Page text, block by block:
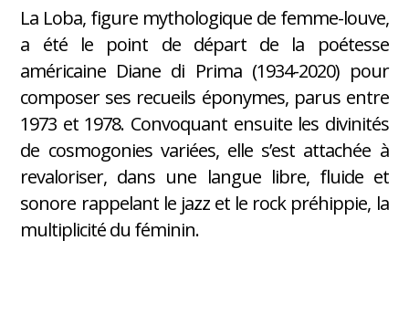
La Loba, figure mythologique de femme-louve,
a été le point de départ de la poétesse
américaine Diane di Prima (1934-2020) pour
composer ses recueils éponymes, parus entre
1973 et 1978. Convoquant ensuite les divinités
de cosmogonies variées, elle s’est attachée à
revaloriser, dans une langue libre, fluide et
sonore rappelant le jazz et le rock préhippie, la
multiplicité du féminin.